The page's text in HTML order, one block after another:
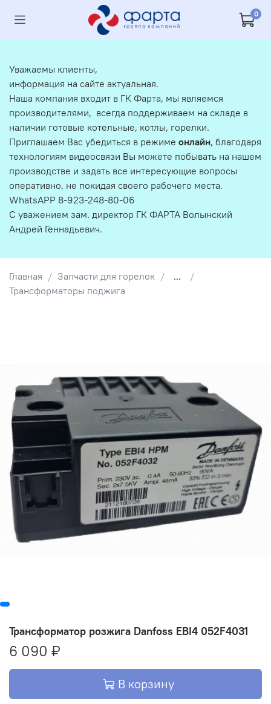
0
Главная Запчасти для горелок
...
Трансформаторы поджига
Трансформатор розжига Danfoss EBI4 052F4031
6 090 ₽
В корзину
Уважаемы клиенты,
информация на сайте актуальная.
Наша компания входит в ГК Фарта, мы являемся
производителями, всегда поддерживаем на складе в
наличии готовые котельные, котлы, горелки.
Приглашаем Вас убедиться в режиме онлайн, благодаря
технологиям видеосвязи Вы можете побывать на нашем
производстве и задать все интересующие вопросы
оперативно, не покидая своего рабочего места.
WhatsAPP 8-923-248-80-06
С уважением зам. директор ГК ФАРТА Волынский
Андрей Геннадьевич.